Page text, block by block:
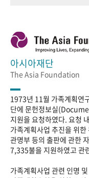
아시아재단
The Asia Foundation
1973년 11월 가족계획연
단에 문헌정보실
지원을 요청하였다. 요청
가족계획사업 추진을 위
관명부 등의 출판에 관한
7,335불을 지원하였고 관
가족계획사업 관련 인명